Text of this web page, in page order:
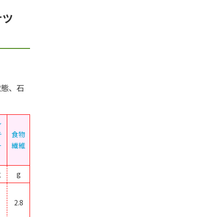
、石
食物
繊維
g
2.8